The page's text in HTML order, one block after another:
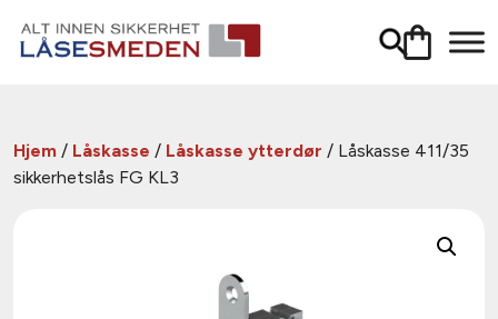
Hjem / Låskasse / Låskasse ytterdør / Låskasse 411/35
sikkerhetslås FG KL3